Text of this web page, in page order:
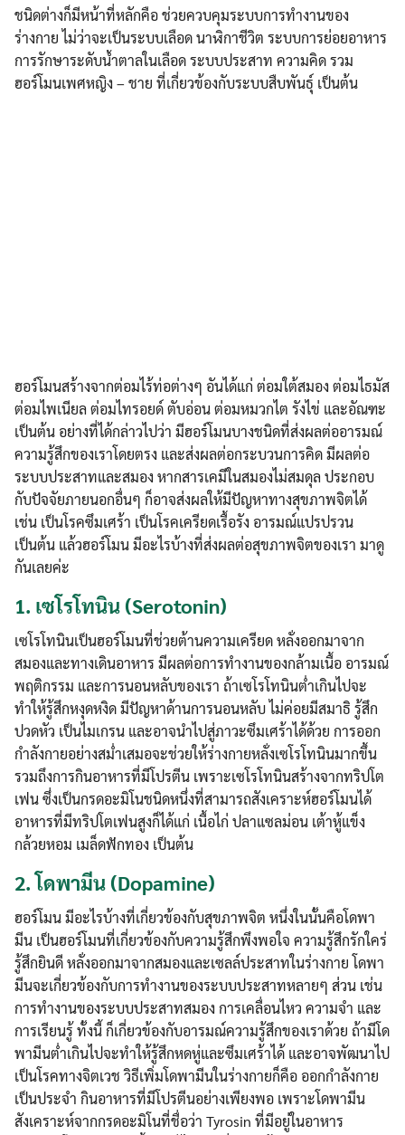
ชนิดต่างก็มีหน้าที่หลักคือ ช่วยควบคุมระบบการทำงานของ
ร่างกาย ไม่ว่าจะเป็นระบบเลือด นาฬิกาชีวิต ระบบการย่อยอาหาร
การรักษาระดับน้ำตาลในเลือด ระบบประสาท ความคิด รวม
ฮอร์โมนเพศหญิง – ชาย ที่เกี่ยวข้องกับระบบสืบพันธุ์ เป็นต้น
ฮอร์โมนสร้างจากต่อมไร้ท่อต่างๆ อันได้แก่ ต่อมใต้สมอง ต่อมไธมัส
ต่อมไพเนียล ต่อมไทรอยด์ ตับอ่อน ต่อมหมวกไต รังไข่ และอัณฑะ
เป็นต้น อย่างที่ได้กล่าวไปว่า มีฮอร์โมนบางชนิดที่ส่งผลต่ออารมณ์
ความรู้สึกของเราโดยตรง และส่งผลต่อกระบวนการคิด มีผลต่อ
ระบบประสาทและสมอง หากสารเคมีในสมองไม่สมดุล ประกอบ
กับปัจจัยภายนอกอื่นๆ ก็อาจส่งผลให้มีปัญหาทางสุขภาพจิตได้
เช่น เป็นโรคซึมเศร้า เป็นโรคเครียดเรื้อรัง อารมณ์แปรปรวน
เป็นต้น แล้วฮอร์โมน มีอะไรบ้างที่ส่งผลต่อสุขภาพจิตของเรา มาดู
กันเลยค่ะ
1. เซโรโทนิน (Serotonin)
เซโรโทนินเป็นฮอร์โมนที่ช่วยต้านความเครียด หลั่งออกมาจาก
สมองและทางเดินอาหาร มีผลต่อการทำงานของกล้ามเนื้อ อารมณ์
พฤติกรรม และการนอนหลับของเรา ถ้าเซโรโทนินต่ำเกินไปจะ
ทำให้รู้สึกหงุดหงิด มีปัญหาด้านการนอนหลับ ไม่ค่อยมีสมาธิ รู้สึก
ปวดหัว เป็นไมเกรน และอาจนำไปสู่ภาวะซึมเศร้าได้ด้วย การออก
กำลังกายอย่างสม่ำเสมอจะช่วยให้ร่างกายหลั่งเซโรโทนินมากขึ้น
รวมถึงการกินอาหารที่มีโปรตีน เพราะเซโรโทนินสร้างจากทริปโต
เฟน ซึ่งเป็นกรดอะมิโนชนิดหนึ่งที่สามารถสังเคราะห์ฮอร์โมนได้
อาหารที่มีทริปโตเฟนสูงก็ได้แก่ เนื้อไก่ ปลาแซลม่อน เต้าหู้แข็ง
กล้วยหอม เมล็ดฟักทอง เป็นต้น
2.โดพามีน (Dopamine)
ฮอร์โมน มีอะไรบ้างที่เกี่ยวข้องกับสุขภาพจิต หนึ่งในนั้นคือโดพา
มีน เป็นฮอร์โมนที่เกี่ยวข้องกับความรู้สึกพึงพอใจ ความรู้สึกรักใคร่
รู้สึกยินดี หลั่งออกมาจากสมองและเซลล์ประสาทในร่างกาย โดพา
มีนจะเกี่ยวข้องกับการทำงานของระบบประสาทหลายๆ ส่วน เช่น
การทำงานของระบบประสาทสมอง การเคลื่อนไหว ความจำ และ
การเรียนรู้ ทั้งนี้ ก็เกี่ยวข้องกับอารมณ์ความรู้สึกของเราด้วย ถ้ามีโด
พามีนต่ำเกินไปจะทำให้รู้สึกหดหู่และซึมเศร้าได้ และอาจพัฒนาไป
เป็นโรคทางจิตเวช วิธีเพิ่มโดพามีนในร่างกายก็คือ ออกกำลังกาย
เป็นประจำ กินอาหารที่มีโปรตีนอย่างเพียงพอ เพราะโดพามีน
สังเคราะห์จากกรดอะมิโนที่ชื่อว่า Tyrosin ที่มีอยู่ในอาหาร